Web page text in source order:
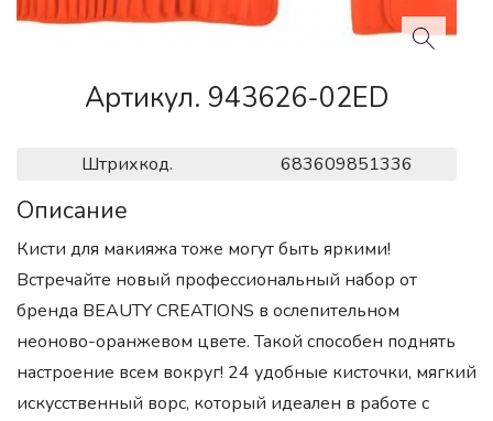
Артикул. 943626-02ED
Штрихкод. 683609851336
Описание
Кисти для макияжа тоже могут быть яркими!
Встречайте новый профессиональный набор от
бренда BEAUTY CREATIONS в ослепительном
неоново-оранжевом цвете. Такой споcобен поднять
настроение всем вокруг! 24 удобные кисточки, мягкий
искусственный ворс, который идеален в работе с